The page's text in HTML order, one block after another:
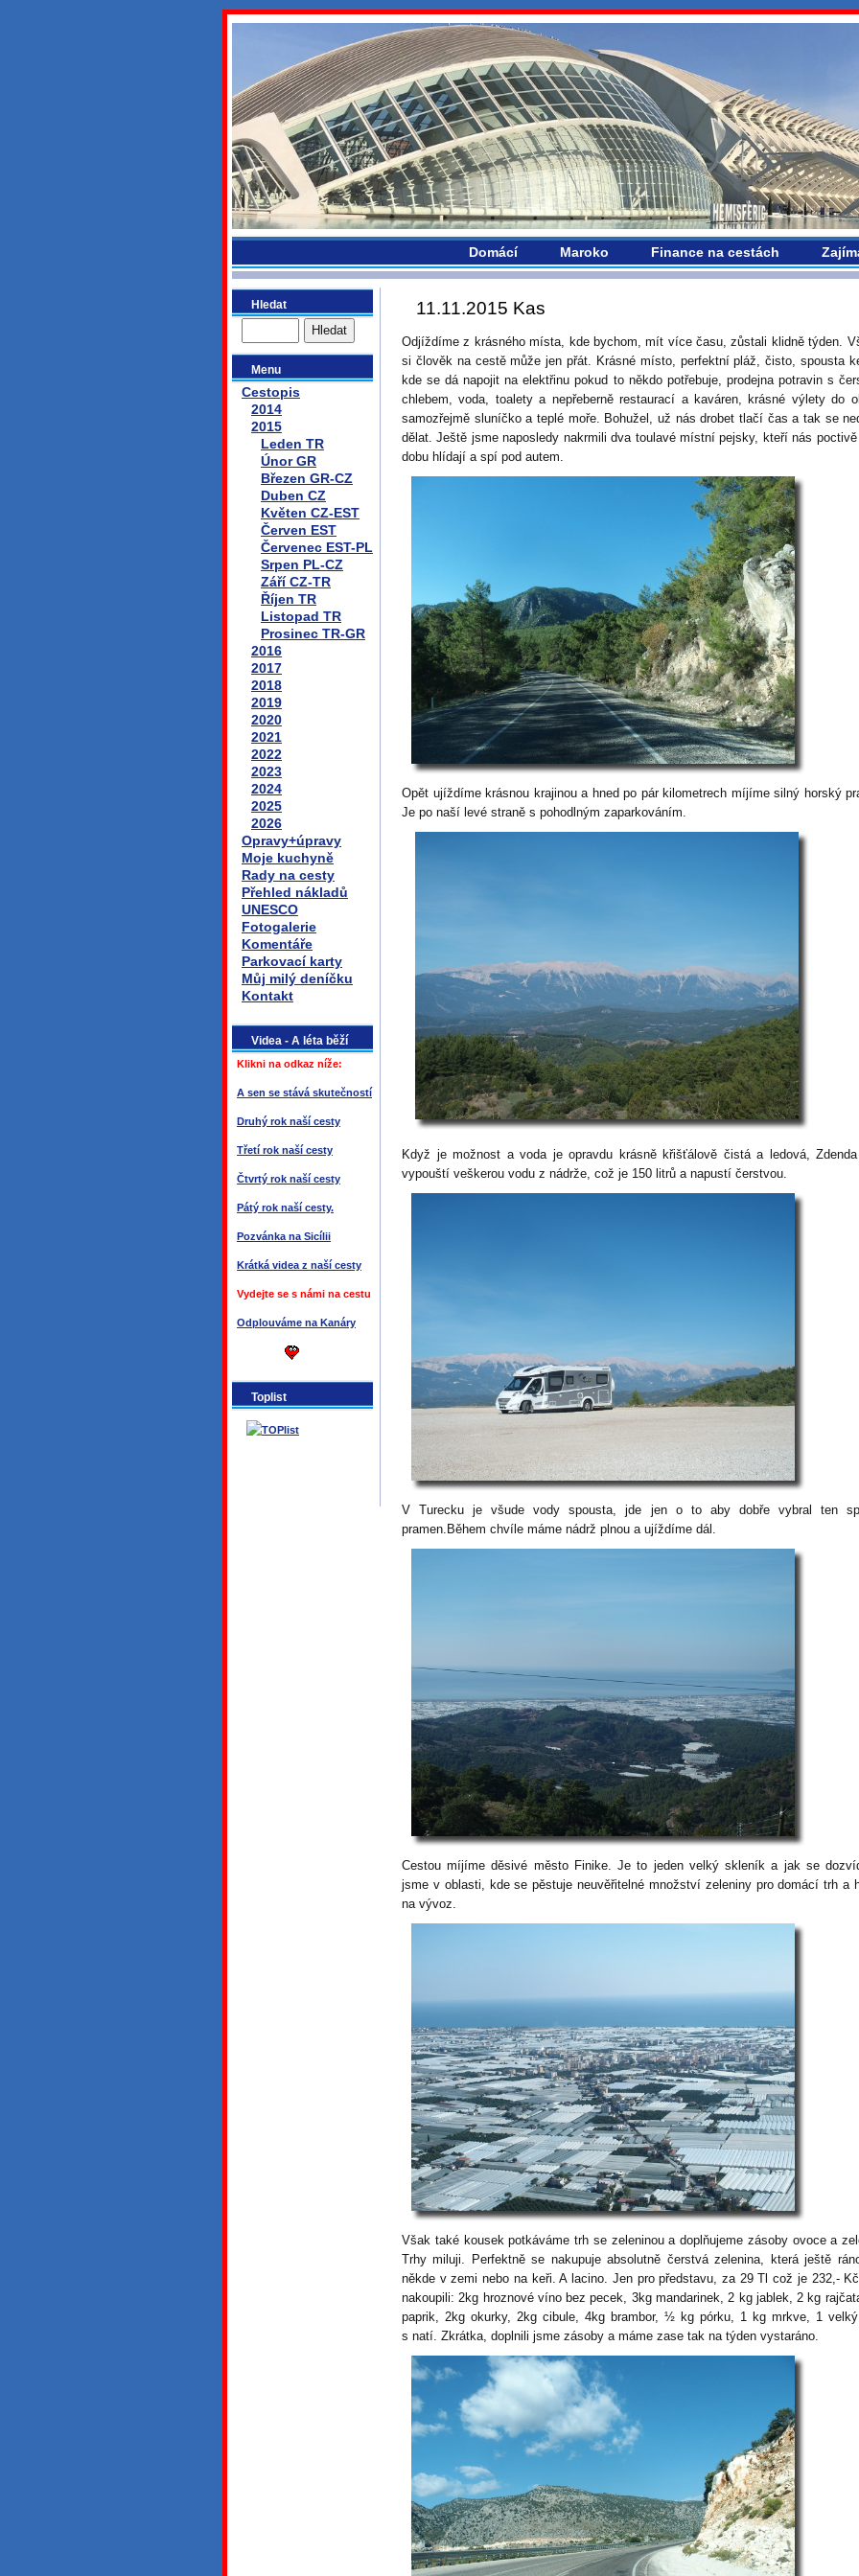
bydlikemevropou.com
Domácí Maroko Finance na cestách
Hledat
Menu
Cestopis
2014
2015
Leden TR
Únor GR
Březen GR-CZ
Duben CZ
Květen CZ-EST
Červen EST
Červenec EST-PL
Srpen PL-CZ
Září CZ-TR
Říjen TR
Listopad TR
Prosinec TR-GR
2016
2017
2018
2019
2020
2021
2022
2023
2024
2025
2026
Opravy+úpravy
Moje kuchyně
Rady na cesty
Přehled nákladů
UNESCO
Fotogalerie
Komentáře
Parkovací karty
Můj milý deníčku
Kontakt
Videa - A léta běží
Klikni na odkaz níže:
A sen se stává skutečností
Druhý rok naší cesty
Třetí rok naší cesty
Čtvrtý rok naší cesty
Pátý rok naší cesty.
Pozvánka na Sicílii
Krátká videa z naší cesty
Vydejte se s námi na cestu
Odplouváme na Kanáry
Toplist
11.11.2015 Kas
Odjíždíme z krásného místa, kde bychom, mít více času, zůstali klidně týden.
si člověk na cestě může jen přát. Krásné místo, perfektní pláž, čisto, spousta
kde se dá napojit na elektřinu pokud to někdo potřebuje, prodejna potravin s
chlebem, voda, toalety a nepřeberně restaurací a kaváren, krásné výlety do
samozřejmě sluníčko a teplé moře. Bohužel, už nás drobet tlačí čas a tak se
dělat. Ještě jsme naposledy nakrmili dva toulavé místní pejsky, kteří nás poctivě
dobu hlídají a spí pod autem.
Opět ujíždíme krásnou krajinou a hned po pár kilometrech míjíme silný horský
Je po naší levé straně s pohodlným zaparkováním.
Když je možnost a voda je opravdu krásně křišťálově čistá a ledová,
vypouští veškerou vodu z nádrže, což je 150 litrů a napustí čerstvou.
V Turecku je všude vody spousta, jde jen o to aby dobře vybral ten
pramen.Během chvíle máme nádrž plnou a ujíždíme dál.
Cestou míjíme děsivé město Finike. Je to jeden velký skleník a jak se
jsme v oblasti, kde se pěstuje neuvěřitelné množství zeleniny pro domácí trh a
na vývoz.
Však také kousek potkáváme trh se zeleninou a doplňujeme zásoby ovoce a
Trhy miluji. Perfektně se nakupuje absolutně čerstvá zelenina, která ještě
někde v zemi nebo na keři. A lacino. Jen pro představu, za 29 Tl což je 232,-
nakoupili: 2kg hroznové víno bez pecek, 3kg mandarinek, 2 kg jablek, 2 kg
paprik, 2kg okurky, 2kg cibule, 4kg brambor, ½ kg pórku, 1 kg mrkve, 1
s natí. Zkrátka, doplnili jsme zásoby a máme zase tak na týden vystaráno.